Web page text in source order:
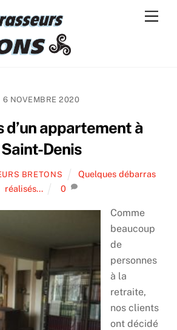
6 NOVEMBRE 2020
d’un appartement à
Saint-Denis
BRETONS
Quelques débarras
réalisés...
0
Comme
beaucoup
de
personnes
à la
retraite,
nos clients
ont décidé